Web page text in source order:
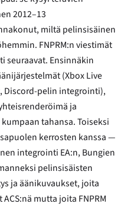
2012–13
miltä pelinsisäinen
FNPRM:n viestimät
seuraavat. Ensinnäkin
(Xbox Live
Discord-pelin integrointi),
ja
tahansa. Toiseksi
kerrosten kanssa —
integrointi EA:n, Bungien
pelinsisäisten
ja äänikuvaukset, joita
mutta joita FNPRM